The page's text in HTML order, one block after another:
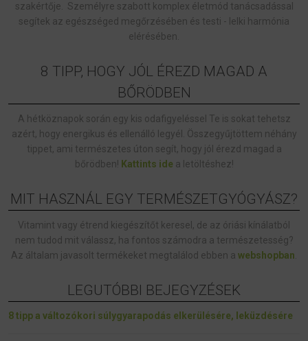
szakértője. Személyre szabott komplex életmód tanácsadással
segítek az egészséged megőrzésében és testi - lelki harmónia
elérésében.
8 TIPP, HOGY JÓL ÉREZD MAGAD A
BŐRÖDBEN
A hétköznapok során egy kis odafigyeléssel Te is sokat tehetsz
azért, hogy energikus és ellenálló legyél. Összegyűjtöttem néhány
tippet, ami természetes úton segít, hogy jól érezd magad a
bőrödben! Kattints idea letöltéshez!
MIT HASZNÁL EGY TERMÉSZETGYÓGYÁSZ?
Vitamint vagy étrend kiegészítőt keresel, de az óriási kínálatból
nem tudod mit válassz, ha fontos számodra a természetesség?
Az általam javasolt termékeket megtalálod ebben a webshopban
LEGUTÓBBI BEJEGYZÉSEK
8 tipp a változókori súlygyarapodás elkerülésére, leküzdésére